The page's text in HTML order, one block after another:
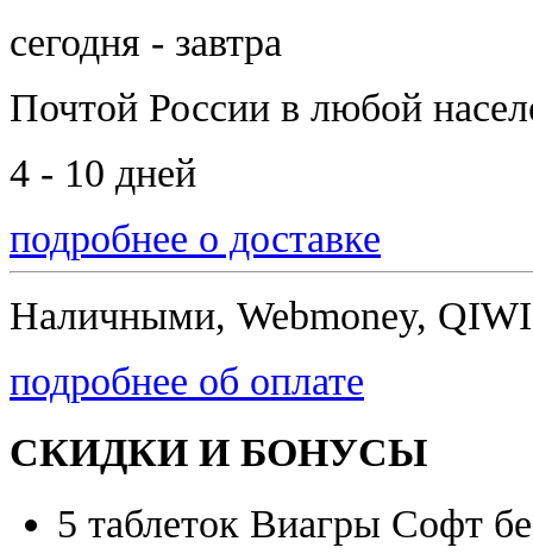
сегодня - завтра
Почтой России в любой
4 - 10 дней
подробнее о доставке
Наличными, Webmoney,
подробнее об оплате
СКИДКИ И БОНУСЫ
5 таблеток Виагры Софт